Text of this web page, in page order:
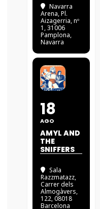
Navarra
Arena, Pl.
Aizagerria, nº
1, 31006
Pamplona,
Navarra
18
AGO
AMYL AND
THE
SNIFFERS
Sala
Razzmatazz,
Carrer dels
Almogàvers,
122, 08018
Barcelona